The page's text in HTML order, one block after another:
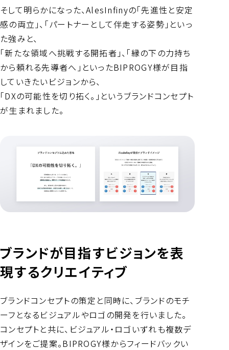
そして明らかになった、AlesInfinyの「先進性と安定
感の両立」、「パートナーとして伴走する姿勢」といっ
た強みと、
「新たな領域へ挑戦する開拓者」、「縁の下の力持ち
から頼れる先導者へ」といったBIPROGY様が目指
していきたいビジョンから、
「DXの可能性を切り拓く。」というブランドコンセプト
が生まれました。
ブランドが目指すビジョンを表
現するクリエイティブ
ブランドコンセプトの策定と同時に、ブランドのモチ
ーフとなるビジュアルやロゴの開発を行いました。
コンセプトと共に、ビジュアル・ロゴいずれも複数デ
ザインをご提案。BIPROGY様からフィードバックい